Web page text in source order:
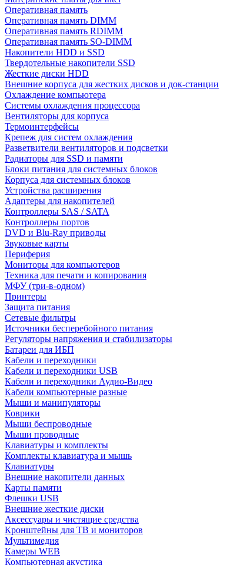
Оперативная память
Оперативная память DIMM
Оперативная память RDIMM
Оперативная память SO-DIMM
Накопители HDD и SSD
Твердотельные накопители SSD
Жесткие диски HDD
Внешние корпуса для жестких дисков и док-станции
Охлаждение компьютера
Системы охлаждения процессора
Вентиляторы для корпуса
Термоинтерфейсы
Крепеж для систем охлаждения
Разветвители вентиляторов и подсветки
Радиаторы для SSD и памяти
Блоки питания для системных блоков
Корпуса для системных блоков
Устройства расширения
Адаптеры для накопителей
Контроллеры SAS / SATA
Контроллеры портов
DVD и Blu-Ray приводы
Звуковые карты
Периферия
Мониторы для компьютеров
Техника для печати и копирования
МФУ (три-в-одном)
Принтеры
Защита питания
Сетевые фильтры
Источники бесперебойного питания
Регуляторы напряжения и стабилизаторы
Батареи для ИБП
Кабели и переходники
Кабели и переходники USB
Кабели и переходники Аудио-Видео
Кабели компьютерные разные
Мыши и манипуляторы
Коврики
Мыши беспроводные
Мыши проводные
Клавиатуры и комплекты
Комплекты клавиатура и мышь
Клавиатуры
Внешние накопители данных
Карты памяти
Флешки USB
Внешние жесткие диски
Аксессуары и чистящие средства
Кронштейны для ТВ и мониторов
Мультимедия
Камеры WEB
Компьютерная акустика